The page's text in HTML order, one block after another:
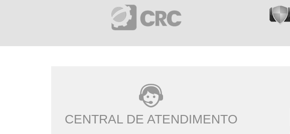
CENTRAL DE ATENDIMENTO